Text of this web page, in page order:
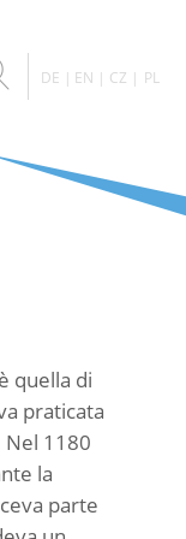
DE EN CZ PL
quella di
praticata
1180
la
parte